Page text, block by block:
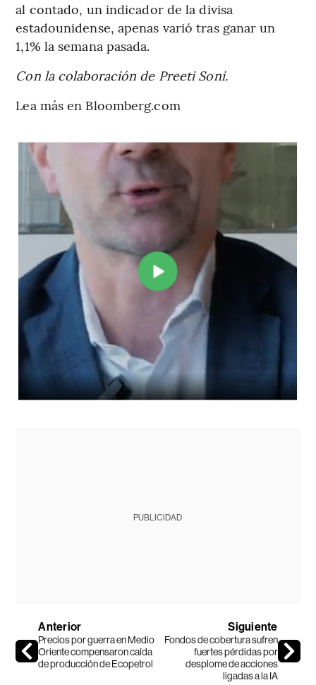
al contado, un indicador de la divisa
estadounidense, apenas varió tras ganar un
1,1% la semana pasada.
Con la colaboración de Preeti Soni.
Lea más en Bloomberg.com
PUBLICIDAD
Anterior
Precios por guerra en Medio
Oriente compensaron caída
de producción de Ecopetrol
Siguiente
Fondos de cobertura sufren
fuertes pérdidas por
desplome de acciones
ligadas a la IA